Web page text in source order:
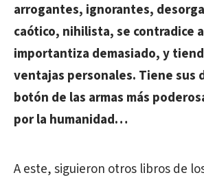
arrogantes, ignorantes,
caótico, nihilista, se contradice
importantiza demasiado, y
ventajas personales. Tiene sus
botón de las armas más
por la humanidad…
A este, siguieron otros libros de